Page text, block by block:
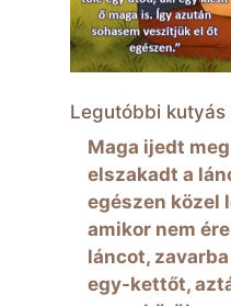
Legutóbbi kutyás
Maga ijedt
elszakadt a
egészen közel
amikor nem
láncot,
egy-kettőt,